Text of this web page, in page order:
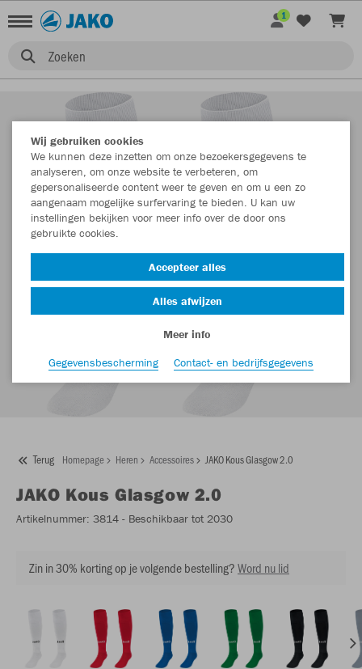
Zoeken
1
Terug Homepage Heren Accessoires JAKO Kous Glasgow 2.0
JAKO Kous Glasgow 2.0
Artikelnummer: 3814 - Beschikbaar tot 2030
Zin in 30% korting op je volgende bestelling?Word nu lid
Wij gebruiken cookies
We kunnen deze inzetten om onze bezoekersgegevens te
analyseren, om onze website te verbeteren, om
gepersonaliseerde content weer te geven en om u een zo
aangenaam mogelijke surfervaring te bieden. U kan uw
instellingen bekijken voor meer info over de door ons
gebruikte cookies.
Accepteer alles
Alles afwijzen
Meer info
Gegevensbescherming
Contact- en bedrijfsgegevens